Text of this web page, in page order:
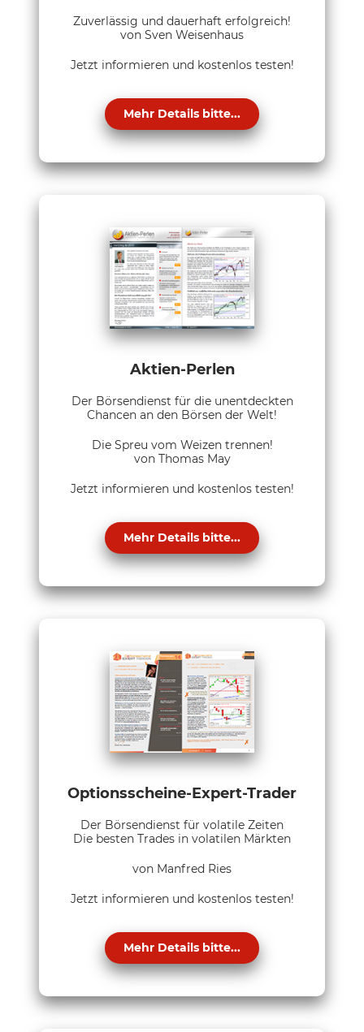
Zuverlässig und dauerhaft erfolgreich!
von Sven Weisenhaus
Jetzt informieren und kostenlos testen!
Mehr Details bitte...
Aktien-Perlen
Der Börsendienst für die unentdeckten
Chancen an den Börsen der Welt!
Die Spreu vom Weizen trennen!
von Thomas May
Jetzt informieren und kostenlos testen!
Mehr Details bitte...
Optionsscheine-Expert-Trader
Der Börsendienst für volatile Zeiten
Die besten Trades in volatilen Märkten
von Manfred Ries
Jetzt informieren und kostenlos testen!
Mehr Details bitte...